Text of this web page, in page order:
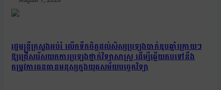
រដ្ឋមន្រ្តីក្រសួងអប់រំ លើកទឹកចិត្តដល់សិស្សប្រឡងបាក់ឌុបឆ្នាំក្រោយៗ
ឱ្យជ្រើសរើសយកការប្រឡងថ្នាក់វិទ្យាសាស្ត្រ ដើម្បីឆ្លើយតបទៅនឹង
តម្រូវការធនធានមនុស្សក្នុងយុគសម័យបច្ចេកវិទ្យា